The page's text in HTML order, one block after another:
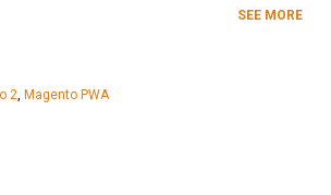
SEE MORE
2, Magento PWA